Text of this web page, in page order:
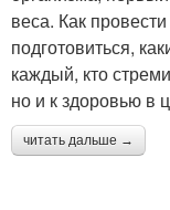
веса. Как
подготовиться,
каждый, кто
но и к здоровью в
читать дальше →